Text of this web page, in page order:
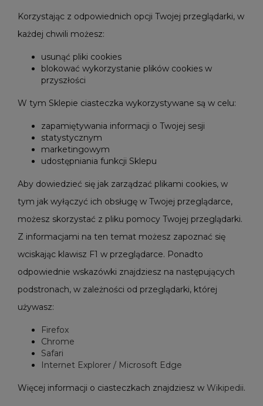
Korzystając z odpowiednich opcji Twojej przeglądarki, w
każdej chwili możesz:
usunąć pliki cookies
blokować wykorzystanie plików cookies w
przyszłości
W tym Sklepie ciasteczka wykorzystywane są w celu:
zapamiętywania informacji o Twojej sesji
statystycznym
marketingowym
udostępniania funkcji Sklepu
Aby dowiedzieć się jak zarządzać plikami cookies, w
tym jak wyłączyć ich obsługę w Twojej przeglądarce,
możesz skorzystać z pliku pomocy Twojej przeglądarki.
Z informacjami na ten temat możesz zapoznać się
wciskając klawisz F1 w przeglądarce. Ponadto
odpowiednie wskazówki znajdziesz na następujących
podstronach, w zależności od przeglądarki, której
używasz:
Firefox
Chrome
Safari
Internet Explorer / Microsoft Edge
Więcej informacji o ciasteczkach znajdziesz w Wikipedii.